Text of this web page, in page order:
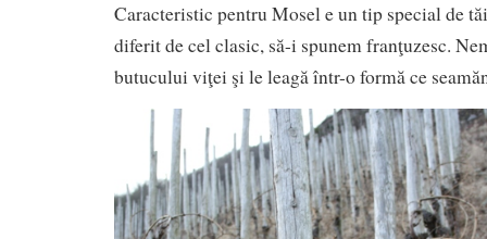
Caracteristic pentru Mosel e un tip special de
diferit de cel clasic, să-i spunem franţuzesc.
butucului viţei şi le leagă într-o formă ce